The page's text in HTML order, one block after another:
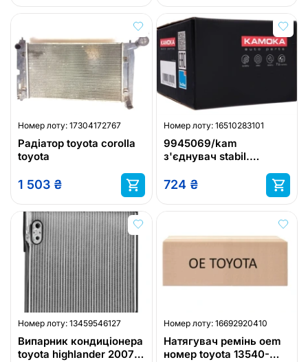
Номер лоту: 17304172767
Радіатор toyota corolla
toyota
1 503 ₴
Номер лоту: 16510283101
9945069/kam
з'єднувач stabil.
724 ₴
Номер лоту: 13459546127
Випарник кондиціонера
toyota highlander 2007 -
Номер лоту: 16692920410
Натягувач ремінь oem
номер toyota 13540-